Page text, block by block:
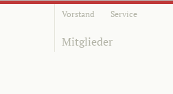
Vorstand Service
Mitglieder